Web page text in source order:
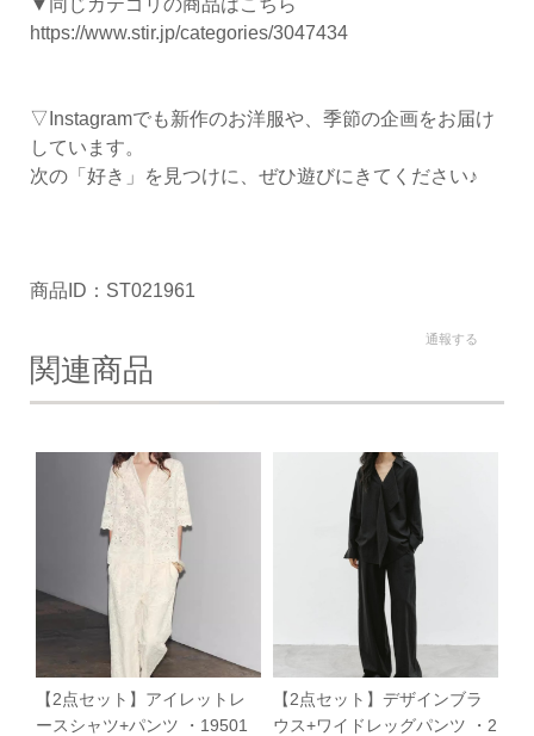
https://www.stir.jp/categories/3047434
▽Instagramでも新作のお洋服や、季節の企画をお届け
しています。
次の「好き」を見つけに、ぜひ遊びにきてください♪
商品ID：ST021961
通報する
関連商品
【2点セット】アイレットレ
ースシャツ+パンツ ・19501
【2点セット】デザインブラ
ウス+ワイドレッグパンツ ・2